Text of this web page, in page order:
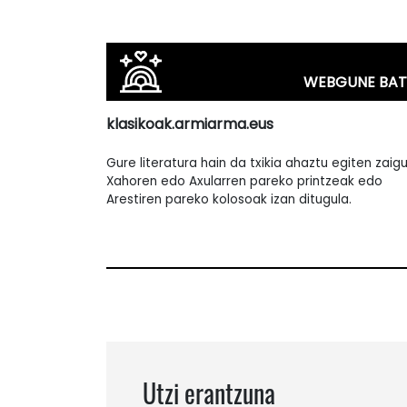
WEBGUNE
klasikoak.armiarma.eus
Gure literatura hain da txikia ahaztu egiten
Xahoren edo Axularren pareko printzeak edo
Arestiren pareko kolosoak izan ditugula.
Utzi erantzuna